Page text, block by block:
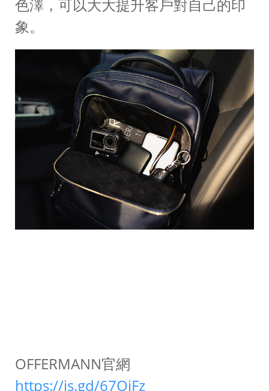
色澤，可以大大提升客戶對自己的印
象。
OFFERMANN官網
https://is.gd/67OjFz